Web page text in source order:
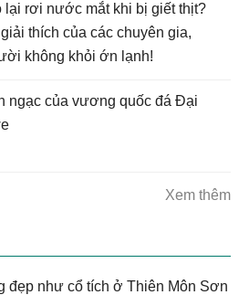
lại rơi nước mắt khi bị giết thịt?
thích của các chuyên gia,
không khỏi ớn lạnh!
ngạc của vương quốc đá Đại
Xem thêm
đẹp như cổ tích ở Thiên Môn Sơn